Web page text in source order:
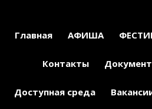
Главная АФИША
Контакты
Доступная среда